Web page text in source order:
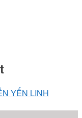
YẾN LINH